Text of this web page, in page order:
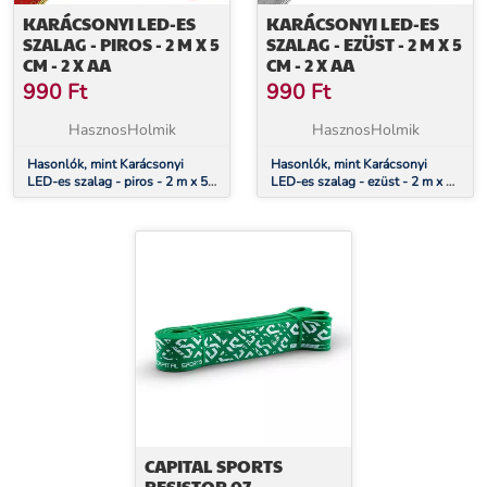
KARÁCSONYI LED-ES
SZALAG - PIROS - 2 M X 5
CM - 2 X AA
990 Ft
HasznosHolmik
Hasonlók, mint Karácsonyi
LED-es szalag - piros - 2 m x 5
cm - 2 x AA
KARÁCSONYI LED-ES
SZALAG - EZÜST - 2 M X 5
CM - 2 X AA
990 Ft
HasznosHolmik
Hasonlók, mint Karácsonyi
LED-es szalag - ezüst - 2 m x 5
cm - 2 x AA
CAPITAL SPORTS